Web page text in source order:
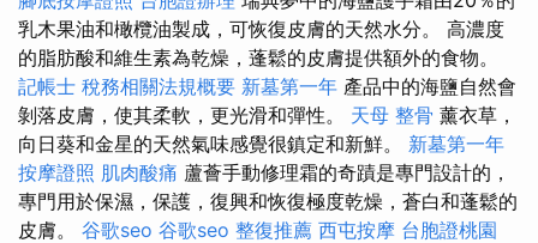
乳木果油和橄欖油製成，可恢復皮膚的天然水分。 高濃度
的脂肪酸和維生素為乾燥，蓬鬆的皮膚提供額外的食物。
記帳士 稅務相關法規概要 新墓第一年 產品中的海鹽自然會
剝落皮膚，使其柔軟，更光滑和彈性。 天母 整骨 薰衣草，
向日葵和金星的天然氣味感覺很鎮定和新鮮。 新墓第一年
按摩證照 肌肉酸痛 蘆薈手動修理霜的奇蹟是專門設計的，
專門用於保濕，保護，復興和恢復極度乾燥，蒼白和蓬鬆的
皮膚。 谷歌seo 谷歌seo 整復推薦 西屯按摩 台胞證桃園